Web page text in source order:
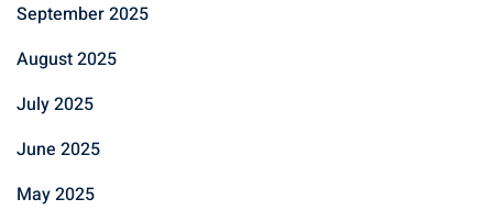
September 2025
August 2025
July 2025
June 2025
May 2025